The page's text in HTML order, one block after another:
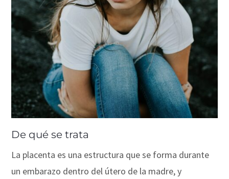
De qué se trata
La placenta es una estructura que se forma durante
un embarazo dentro del útero de la madre, y